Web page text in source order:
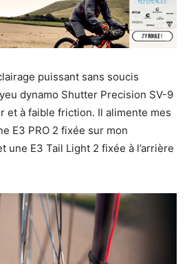
puissant sans soucis
dynamo Shutter Precision SV-9
et à faible friction. Il alimente mes
E3 PRO 2 fixée sur mon
une E3 Tail Light 2 fixée à l’arrière